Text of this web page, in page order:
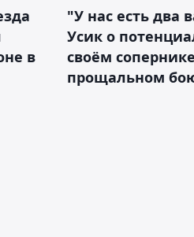
в
"У нас есть два
Усик о
своём
прощальном